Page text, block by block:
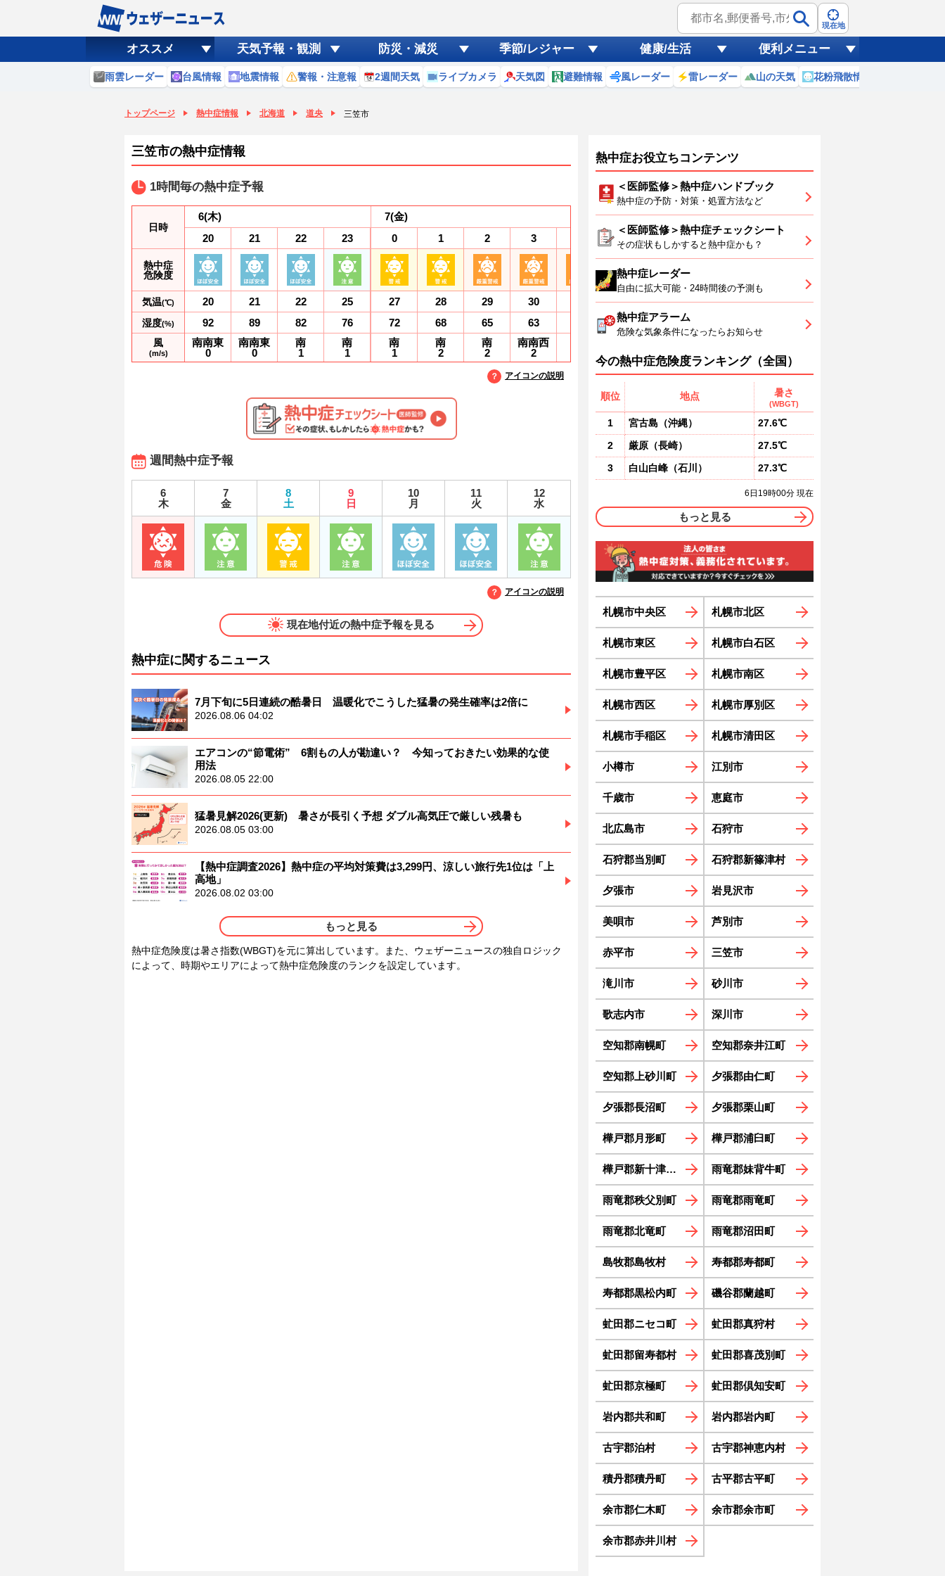
現在地
オススメ 天気予報・観測 防災・減災 季節/レジャー 健康/生活 便利メニュー
雨雲レーダー 台風情報 地震情報 警報・注意報 2週間天気 ライブカメラ 天気図 避難情報 風レーダー 雷レーダー 山の天気 花粉飛散情報
トップページ 熱中症情報 北海道 道央 三笠市
三笠市の熱中症情報
1時間毎の熱中症予報
日時
熱中症
危険度
気温(℃)
湿度(%)
風
(m/s)
6(木)
20
20
92
南南東
0
21
21
89
南南東
0
22
22
82
南
1
23
25
76
南
1
7(金)
0
27
72
南
1
1
28
68
南
2
2
29
65
南
2
3
30
63
南南西
2
5
31
62
2
31
63
2
7
30
28
1
9
27
78
アイコンの説明
週間熱中症予報
6
木
7
金
8
土
9
日
10
月
11
火
12
水
アイコンの説明
現在地付近の熱中症予報を見る
熱中症に関するニュース
7月下旬に5日連続の酷暑日 温暖化でこうした猛暑の発生確率は2倍に
2026.08.06 04:02
エアコンの“節電術” 6割もの人が勘違い？ 今知っておきたい効果的な使
用法
2026.08.05 22:00
猛暑見解2026(更新) 暑さが長引く予想 ダブル高気圧で厳しい残暑も
2026.08.05 03:00
【熱中症調査2026】熱中症の平均対策費は3,299円、涼しい旅行先1位は「上
高地」
2026.08.02 03:00
もっと見る
熱中症危険度は暑さ指数(WBGT)を元に算出しています。また、ウェザーニュースの独自ロジック
によって、時期やエリアによって熱中症危険度のランクを設定しています。
熱中症お役立ちコンテンツ
＜医師監修＞熱中症ハンドブック
熱中症の予防・対策・処置方法など
＜医師監修＞熱中症チェックシート
その症状もしかすると熱中症かも？
熱中症レーダー
自由に拡大可能・24時間後の予測も
熱中症アラーム
危険な気象条件になったらお知らせ
今の熱中症危険度ランキング（全国）
順位 地点 暑さ
(WBGT)
1 宮古島 （沖縄）
27.6℃
2
厳原 （長崎）
27.5℃
3
白山白峰 （石川 ） 27.3℃
6日19時00分 現在
もっと見る
札幌市中央区 札幌市北区
札幌市東区 札幌市白石区
札幌市豊平区 札幌市南区
札幌市西区 札幌市厚別区
札幌市手稲区 札幌市清田区
小樽市 江別市
千歳市 恵庭市
北広島市 石狩市
石狩郡当別町 石狩郡新篠津村
夕張市 岩見沢市
美唄市 芦別市
赤平市 三笠市
滝川市 砂川市
歌志内市 深川市
空知郡南幌町 空知郡奈井江町
空知郡上砂川町 夕張郡由仁町
夕張郡長沼町 夕張郡栗山町
樺戸郡月形町 樺戸郡浦臼町
樺戸郡新十津川町 雨竜郡妹背牛町
雨竜郡秩父別町 雨竜郡雨竜町
雨竜郡北竜町 雨竜郡沼田町
島牧郡島牧村 寿都郡寿都町
寿都郡黒松内町 磯谷郡蘭越町
虻田郡ニセコ町 虻田郡真狩村
虻田郡留寿都村 虻田郡喜茂別町
虻田郡京極町 虻田郡倶知安町
岩内郡共和町 岩内郡岩内町
古宇郡泊村 古宇郡神恵内村
積丹郡積丹町 古平郡古平町
余市郡仁木町 余市郡余市町
余市郡赤井川村